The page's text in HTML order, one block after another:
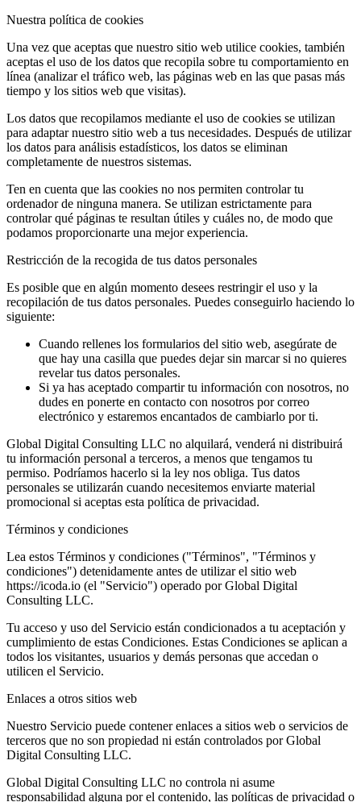
Nuestra política de cookies
Una vez que aceptas que nuestro sitio web utilice cookies, también
aceptas el uso de los datos que recopila sobre tu comportamiento en
línea (analizar el tráfico web, las páginas web en las que pasas más
tiempo y los sitios web que visitas).
Los datos que recopilamos mediante el uso de cookies se utilizan
para adaptar nuestro sitio web a tus necesidades. Después de utilizar
los datos para análisis estadísticos, los datos se eliminan
completamente de nuestros sistemas.
Ten en cuenta que las cookies no nos permiten controlar tu
ordenador de ninguna manera. Se utilizan estrictamente para
controlar qué páginas te resultan útiles y cuáles no, de modo que
podamos proporcionarte una mejor experiencia.
Restricción de la recogida de tus datos personales
Es posible que en algún momento desees restringir el uso y la
recopilación de tus datos personales. Puedes conseguirlo haciendo lo
siguiente:
Cuando rellenes los formularios del sitio web, asegúrate de
que hay una casilla que puedes dejar sin marcar si no quieres
revelar tus datos personales.
Si ya has aceptado compartir tu información con nosotros, no
dudes en ponerte en contacto con nosotros por correo
electrónico y estaremos encantados de cambiarlo por ti.
Global Digital Consulting LLC no alquilará, venderá ni distribuirá
tu información personal a terceros, a menos que tengamos tu
permiso. Podríamos hacerlo si la ley nos obliga. Tus datos
personales se utilizarán cuando necesitemos enviarte material
promocional si aceptas esta política de privacidad.
Términos y condiciones
Lea estos Términos y condiciones ("Términos", "Términos y
condiciones") detenidamente antes de utilizar el sitio web
https://icoda.io (el "Servicio") operado por Global Digital
Consulting LLC.
Tu acceso y uso del Servicio están condicionados a tu aceptación y
cumplimiento de estas Condiciones. Estas Condiciones se aplican a
todos los visitantes, usuarios y demás personas que accedan o
utilicen el Servicio.
Enlaces a otros sitios web
Nuestro Servicio puede contener enlaces a sitios web o servicios de
terceros que no son propiedad ni están controlados por Global
Digital Consulting LLC.
Global Digital Consulting LLC no controla ni asume
responsabilidad alguna por el contenido, las políticas de privacidad o